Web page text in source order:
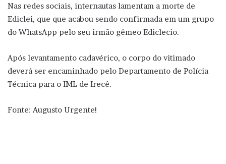
Nas redes sociais, internautas lamentam a morte de
Ediclei, que que acabou sendo confirmada em um grupo
do WhatsApp pelo seu irmão gêmeo Ediclecio.
Após levantamento cadavérico, o corpo do vitimado
deverá ser encaminhado pelo Departamento de Polícia
Técnica para o IML de Irecê.
Fonte: Augusto Urgente!